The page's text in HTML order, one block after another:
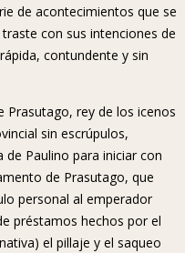
de acontecimientos que se
con sus intenciones de
contundente y sin
Prasutago, rey de los icenos
sin escrúpulos,
de Paulino para iniciar con
de Prasutago, que
personal al emperador
préstamos hechos por el
el pillaje y el saqueo